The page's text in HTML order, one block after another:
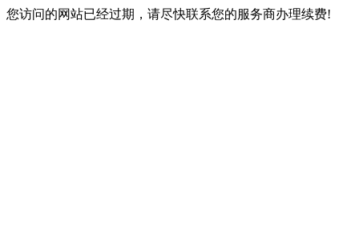
您访问的网站已经过期，请尽快联系您的服务商办理续费!